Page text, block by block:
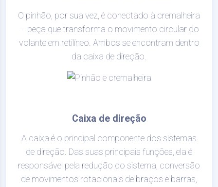
O pinhão, por sua vez, é conectado à cremalheira
– peça que transforma o movimento circular do
volante em retilíneo. Ambos se encontram dentro
da caixa de direção.
Caixa de direção
A caixa é o principal componente dos sistemas
de direção. Das suas principais funções, ela é
responsável pela redução do sistema, conversão
de movimentos rotacionais de braços e barras,